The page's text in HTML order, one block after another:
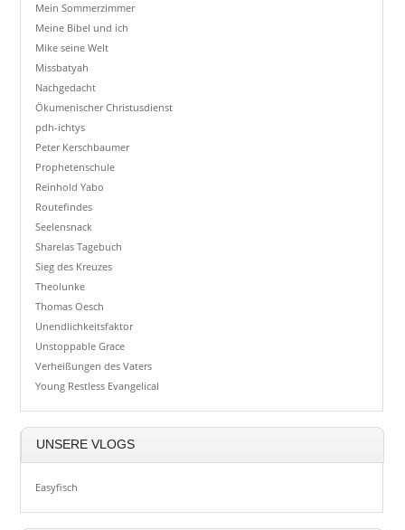
Mein Sommerzimmer
Meine Bibel und ich
Mike seine Welt
Missbatyah
Nachgedacht
Ökumenischer Christusdienst
pdh-ichtys
Peter Kerschbaumer
Prophetenschule
Reinhold Yabo
Routefindes
Seelensnack
Sharelas Tagebuch
Sieg des Kreuzes
Theolunke
Thomas Oesch
Unendlichkeitsfaktor
Unstoppable Grace
Verheißungen des Vaters
Young Restless Evangelical
UNSERE VLOGS
Easyfisch